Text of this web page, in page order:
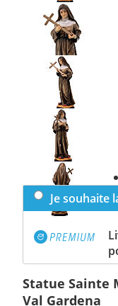
Previous
slide
Next
slide
Je souhaite
Statue Sainte
Val Gardena